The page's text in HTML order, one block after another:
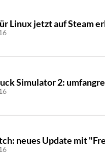
Linux jetzt auf Steam
Simulator 2:
neues Update mit